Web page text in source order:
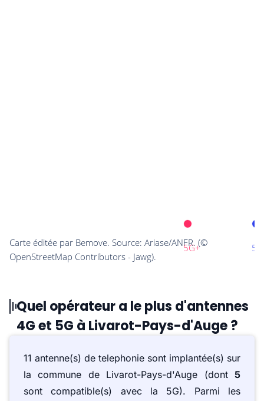
Quel opérateur a le plus d'antennes
4G et 5G à Livarot-Pays-d'Auge ?
11 antenne(s) de telephonie sont implantée(s) sur
la commune de Livarot-Pays-d'Auge (dont 5
sont compatible(s) avec la 5G). Parmi les